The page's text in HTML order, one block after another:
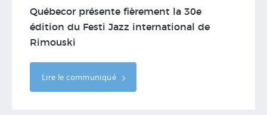
Québecor présente fièrement la 30e
édition du Festi Jazz international de
Rimouski
Lire le communiqué